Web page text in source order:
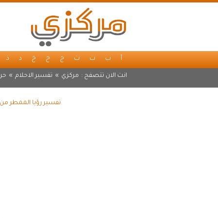
أ ب ت ث ج ح خ د ذ
انت الان تتصفح : مركزي » تفسير الاحلام »
تفسير رؤيا الممطر